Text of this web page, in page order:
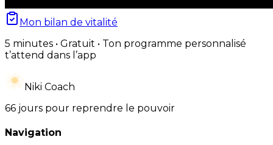
Mon bilan de vitalité
5 minutes • Gratuit • Ton programme personnalisé
t’attend dans l’app
Niki Coach
66 jours pour reprendre le pouvoir
Navigation